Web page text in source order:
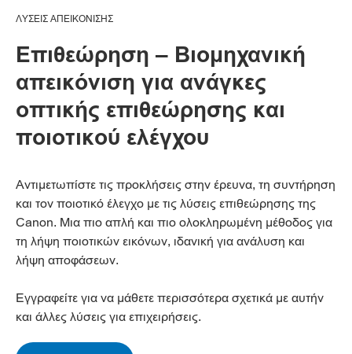
ΛΥΣΕΙΣ ΑΠΕΙΚΟΝΙΣΗΣ
Επιθεώρηση – Βιομηχανική
απεικόνιση για ανάγκες
οπτικής επιθεώρησης και
ποιοτικού ελέγχου
Αντιμετωπίστε τις προκλήσεις στην έρευνα, τη συντήρηση
και τον ποιοτικό έλεγχο με τις λύσεις επιθεώρησης της
Canon. Μια πιο απλή και πιο ολοκληρωμένη μέθοδος για
τη λήψη ποιοτικών εικόνων, ιδανική για ανάλυση και
λήψη αποφάσεων.
Εγγραφείτε για να μάθετε περισσότερα σχετικά με αυτήν
και άλλες λύσεις για επιχειρήσεις.